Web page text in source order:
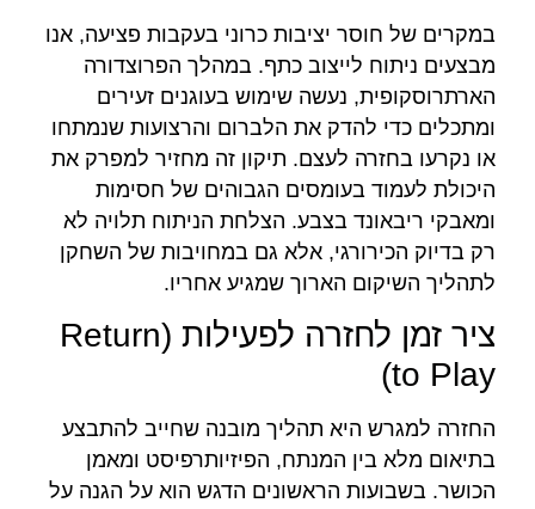
במקרים של חוסר יציבות כרוני בעקבות פציעה, אנו
מבצעים ניתוח לייצוב כתף. במהלך הפרוצדורה
הארתרוסקופית, נעשה שימוש בעוגנים זעירים
ומתכלים כדי להדק את הלברום והרצועות שנמתחו
או נקרעו בחזרה לעצם. תיקון זה מחזיר למפרק את
היכולת לעמוד בעומסים הגבוהים של חסימות
ומאבקי ריבאונד בצבע. הצלחת הניתוח תלויה לא
רק בדיוק הכירורגי, אלא גם במחויבות של השחקן
לתהליך השיקום הארוך שמגיע אחריו.
ציר זמן לחזרה לפעילות (Return
to Play)
החזרה למגרש היא תהליך מובנה שחייב להתבצע
בתיאום מלא בין המנתח, הפיזיותרפיסט ומאמן
הכושר. בשבועות הראשונים הדגש הוא על הגנה על